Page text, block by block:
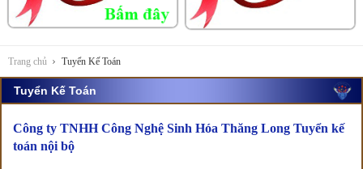
Trang chủ Tuyển Kế Toán
Tuyển Kế Toán
Công ty TNHH Công Nghệ Sinh Hóa Thăng Long Tuyển kế
toán nội bộ